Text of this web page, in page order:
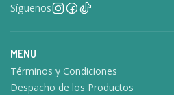
Síguenos
MENU
Términos y Condiciones
Despacho de los Productos